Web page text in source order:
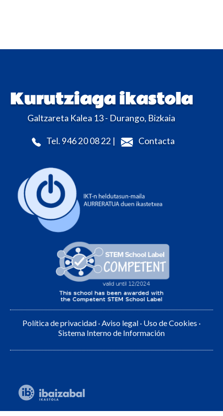
Kurutziaga ikastola
Galtzareta Kalea 13 - Durango, Bizkaia
Tel. 946 20 08 22 | Contacta
Política de privacidad ·Aviso legal · Uso de Cookies ·
Sistema Interno de Información